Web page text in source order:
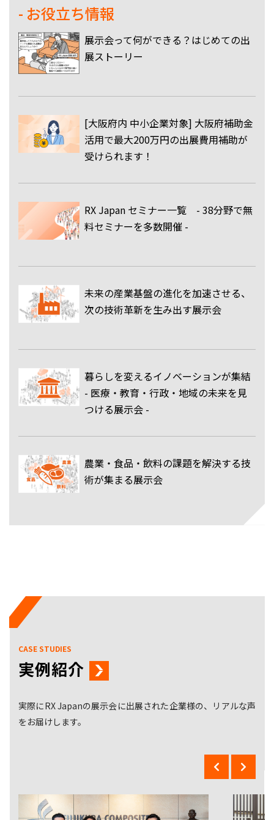
- お役立ち情報
展示会って何ができる？はじめての出
展ストーリー
[大阪府内 中小企業対象] 大阪府補助金
活用で最大200万円の出展費用補助が
受けられます！
RX Japan セミナー一覧 - 38分野で無
料セミナーを多数開催 -
未来の産業基盤の進化を加速させる、
次の技術革新を生み出す展示会
暮らしを変えるイノベーションが集結
- 医療・教育・行政・地域の未来を見
つける展示会 -
農業・食品・飲料の課題を解決する技
術が集まる展示会
CASE STUDIES
実例紹介
実際にRX Japanの展示会に出展された企業様の、リアルな声
をお届けします。